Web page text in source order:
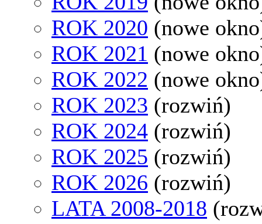
ROK 2020 (nowe
ROK 2021 (nowe
ROK 2022 (nowe
ROK 2023 (rozwiń)
ROK 2024 (rozwiń)
ROK 2025 (rozwiń)
ROK 2026 (rozwiń)
LATA 2008-2018